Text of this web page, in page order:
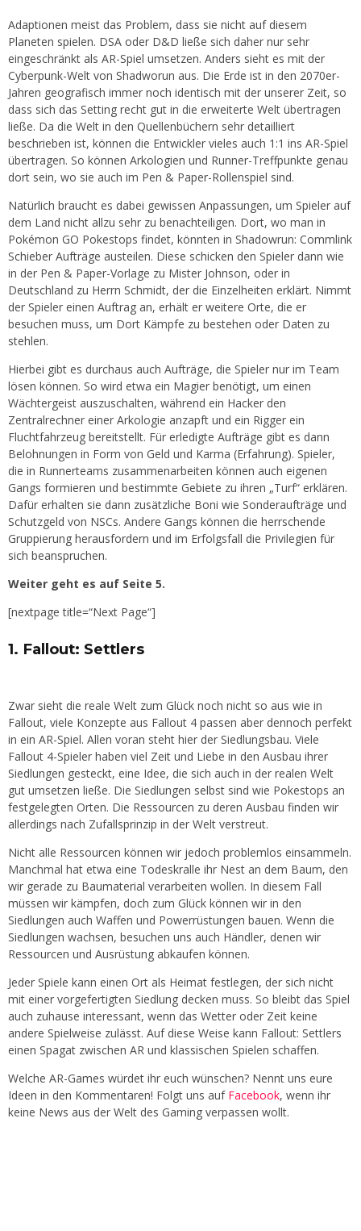
Adaptionen meist das Problem, dass sie nicht auf diesem
Planeten spielen. DSA oder D&D ließe sich daher nur sehr
eingeschränkt als AR-Spiel umsetzen. Anders sieht es mit der
Cyberpunk-Welt von Shadworun aus. Die Erde ist in den 2070er-
Jahren geografisch immer noch identisch mit der unserer Zeit, so
dass sich das Setting recht gut in die erweiterte Welt übertragen
ließe. Da die Welt in den Quellenbüchern sehr detailliert
beschrieben ist, können die Entwickler vieles auch 1:1 ins AR-Spiel
übertragen. So können Arkologien und Runner-Treffpunkte genau
dort sein, wo sie auch im Pen & Paper-Rollenspiel sind.
Natürlich braucht es dabei gewissen Anpassungen, um Spieler auf
dem Land nicht allzu sehr zu benachteiligen. Dort, wo man in
Pokémon GO Pokestops findet, könnten in Shadowrun: Commlink
Schieber Aufträge austeilen. Diese schicken den Spieler dann wie
in der Pen & Paper-Vorlage zu Mister Johnson, oder in
Deutschland zu Herrn Schmidt, der die Einzelheiten erklärt. Nimmt
der Spieler einen Auftrag an, erhält er weitere Orte, die er
besuchen muss, um Dort Kämpfe zu bestehen oder Daten zu
stehlen.
Hierbei gibt es durchaus auch Aufträge, die Spieler nur im Team
lösen können. So wird etwa ein Magier benötigt, um einen
Wächtergeist auszuschalten, während ein Hacker den
Zentralrechner einer Arkologie anzapft und ein Rigger ein
Fluchtfahrzeug bereitstellt. Für erledigte Aufträge gibt es dann
Belohnungen in Form von Geld und Karma (Erfahrung). Spieler,
die in Runnerteams zusammenarbeiten können auch eigenen
Gangs formieren und bestimmte Gebiete zu ihren „Turf“ erklären.
Dafür erhalten sie dann zusätzliche Boni wie Sonderaufträge und
Schutzgeld von NSCs. Andere Gangs können die herrschende
Gruppierung herausfordern und im Erfolgsfall die Privilegien für
sich beanspruchen.
Weiter geht es auf Seite 5.
[nextpage title=“Next Page“]
1. Fallout: Settlers
Zwar sieht die reale Welt zum Glück noch nicht so aus wie in
Fallout, viele Konzepte aus Fallout 4 passen aber dennoch perfekt
in ein AR-Spiel. Allen voran steht hier der Siedlungsbau. Viele
Fallout 4-Spieler haben viel Zeit und Liebe in den Ausbau ihrer
Siedlungen gesteckt, eine Idee, die sich auch in der realen Welt
gut umsetzen ließe. Die Siedlungen selbst sind wie Pokestops an
festgelegten Orten. Die Ressourcen zu deren Ausbau finden wir
allerdings nach Zufallsprinzip in der Welt verstreut.
Nicht alle Ressourcen können wir jedoch problemlos einsammeln.
Manchmal hat etwa eine Todeskralle ihr Nest an dem Baum, den
wir gerade zu Baumaterial verarbeiten wollen. In diesem Fall
müssen wir kämpfen, doch zum Glück können wir in den
Siedlungen auch Waffen und Powerrüstungen bauen. Wenn die
Siedlungen wachsen, besuchen uns auch Händler, denen wir
Ressourcen und Ausrüstung abkaufen können.
Jeder Spiele kann einen Ort als Heimat festlegen, der sich nicht
mit einer vorgefertigten Siedlung decken muss. So bleibt das Spiel
auch zuhause interessant, wenn das Wetter oder Zeit keine
andere Spielweise zulässt. Auf diese Weise kann Fallout: Settlers
einen Spagat zwischen AR und klassischen Spielen schaffen.
Welche AR-Games würdet ihr euch wünschen? Nennt uns eure
Ideen in den Kommentaren! Folgt uns auf Facebook, wenn ihr
keine News aus der Welt des Gaming verpassen wollt.